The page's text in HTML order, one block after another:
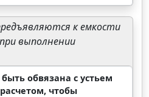
к емкости
выполнении
обвязана с устьем
чтобы